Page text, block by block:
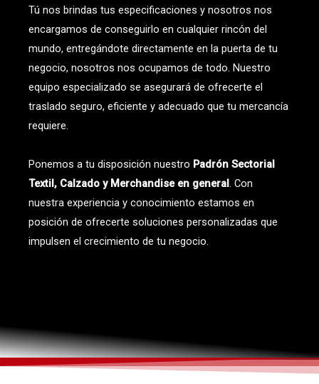
Tú nos brindas tus especificaciones y nosotros nos
encargamos de conseguirlo en cualquier rincón del
mundo, entregándote directamente en la puerta de tu
negocio, nosotros nos ocupamos de todo. Nuestro
equipo especializado se asegurará de ofrecerte el
traslado seguro, eficiente y adecuado que tu mercancía
requiere.
Ponemos a tu disposición nuestro Padrón Sectorial
Textil, Calzado y Merchandise en general. Con
nuestra experiencia y conocimiento estamos en
posición de ofrecerte soluciones personalizadas que
impulsen el crecimiento de tu negocio.